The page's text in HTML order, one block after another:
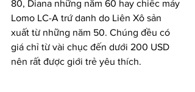
80, Diana những năm 60 hay chiếc máy
Lomo LC-A trứ danh do Liên Xô sản
xuất từ những năm 50. Chúng đều có
giá chỉ từ vài chục đến dưới 200 USD
nên rất được giới trẻ yêu thích.